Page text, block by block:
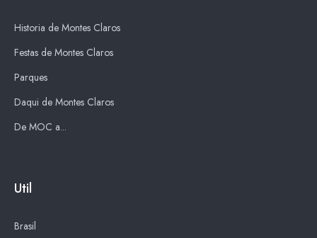
Historia de Montes Claros
Festas de Montes Claros
Parques
Daqui de Montes Claros
De MOC a...
Util
Brasil